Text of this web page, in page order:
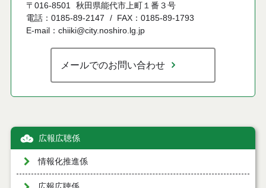
〒016-8501
秋田県能代市上町１番３号
電話：0185-89-2147
FAX：0185-89-1793
E-mail：chiiki@city.noshiro.lg.jp
メールでのお問い合わせ
広報広聴係
情報化推進係